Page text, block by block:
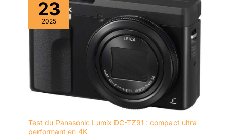
23
2025
Test du Panasonic Lumix DC-TZ91 : compact ultra
performant en 4K